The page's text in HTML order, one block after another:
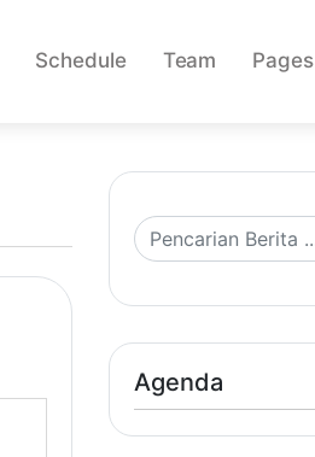
Schedule Team Pages
Agenda